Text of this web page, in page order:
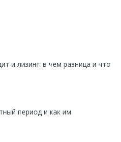
и лизинг: в чем разница и что
период и как им